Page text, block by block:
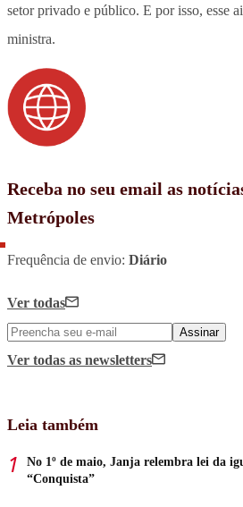
setor privado e público. E por isso, esse
ministra.
Receba no seu email as
Metrópoles
Frequência de envio: Diário
Ver todas
Assinar
Ver todas as newsletters
Leia também
No 1º de maio, Janja relembra lei da
“Conquista”